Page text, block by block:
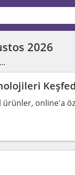
2026
ürünler, online'a